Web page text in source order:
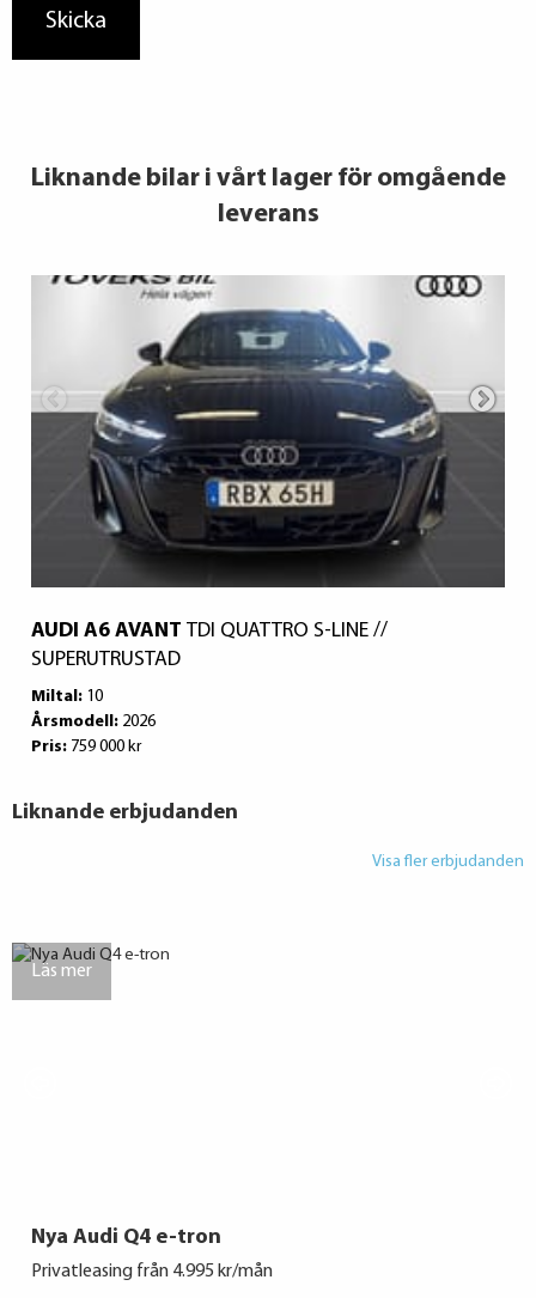
Liknande bilar i vårt lager för omgående
leverans
AUDI A6 AVANT TDI QUATTRO S-LINE //
SUPERUTRUSTAD
Miltal: 10
Årsmodell: 2026
Pris: 759 000 kr
Liknande erbjudanden
Visa fler erbjudanden
Nya Audi Q4 e-tron
Privatleasing från 4.995 kr/mån